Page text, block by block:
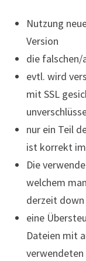
Nutzung
Version
die falschen/
evtl. wird
mit SSL
nur ein Teil
ist korrekt
Die
welchem
derzeit down
eine
Dateien mit
verwendeten